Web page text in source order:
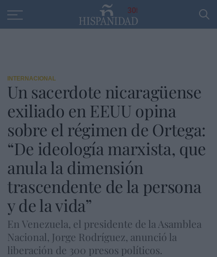
30
INTERNACIONAL
Un sacerdote nicaragüense
exiliado en EEUU opina
sobre el régimen de Ortega:
“De ideología marxista, que
anula la dimensión
trascendente de la persona
y de la vida”
En Venezuela, el presidente de la Asamblea
Nacional, Jorge Rodríguez, anunció la
liberación de 300 presos políticos.